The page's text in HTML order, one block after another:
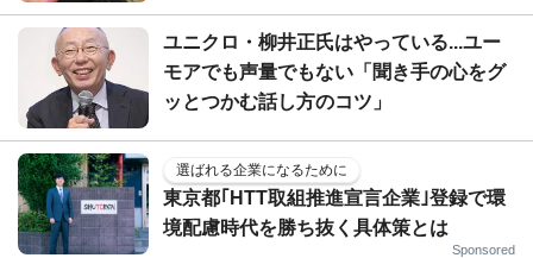
ユニクロ・柳井正氏はやっている...ユー
モアでも声量でもない「聞き手の心をグ
ッとつかむ話し方のコツ」
選ばれる企業になるために
東京都｢HTT取組推進宣言企業｣登録で環
境配慮時代を勝ち抜く具体策とは
Sponsored